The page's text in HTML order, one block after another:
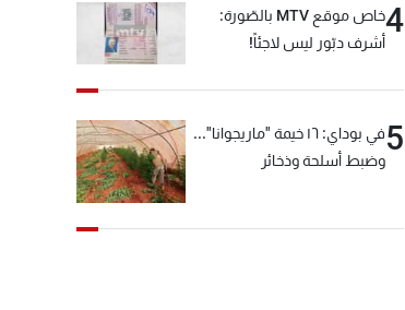
4
خاص موقع MTV بالصّورة:
أشرف دبّور ليس لاجئاً!
5
في بوداي: ١٦ خيمة "ماريجوانا"...
وضبط أسلحة وذخائر